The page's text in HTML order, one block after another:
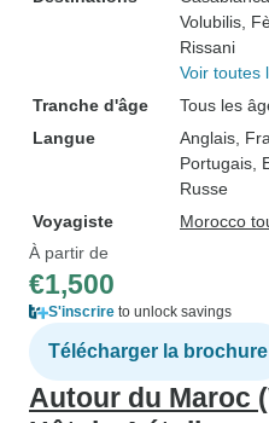
Volubilis ,
Rissani
Voir toutes
Tranche d'âge
Tous les
Langue
Anglais,
Portugais,
Russe
Voyagiste
Morocco
À partir de
€1,500
S'inscrire to unlock savings
Télécharger la brochure
Autour du Maroc